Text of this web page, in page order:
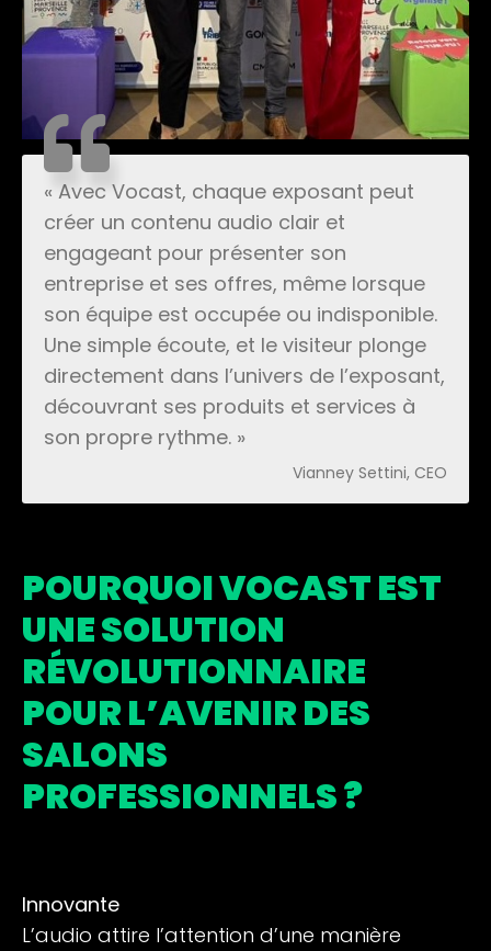
« Avec Vocast, chaque exposant peut
créer un contenu audio clair et
engageant pour présenter son
entreprise et ses offres, même lorsque
son équipe est occupée ou indisponible.
Une simple écoute, et le visiteur plonge
directement dans l’univers de l’exposant,
découvrant ses produits et services à
son propre rythme. »
Vianney Settini, CEO
POURQUOI VOCAST EST
UNE SOLUTION
RÉVOLUTIONNAIRE
POUR L’AVENIR DES
SALONS
PROFESSIONNELS ?
Innovante
L’audio attire l’attention d’une manière